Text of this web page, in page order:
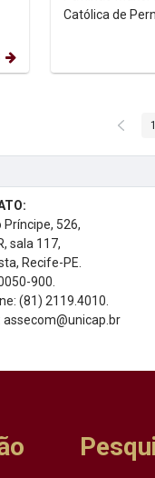
Católica de
1
Príncipe, 526,
sala 117,
Recife-PE.
900.
(81) 2119.4010.
assecom@unicap.br